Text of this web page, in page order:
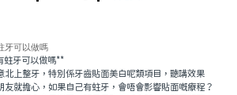
牙可以做嗎
牙可以做嗎**
上整牙，特別係牙齒貼面美白呢類項目，聽講效果
友就擔心，如果自己有蛀牙，會唔會影響貼面嘅療程？